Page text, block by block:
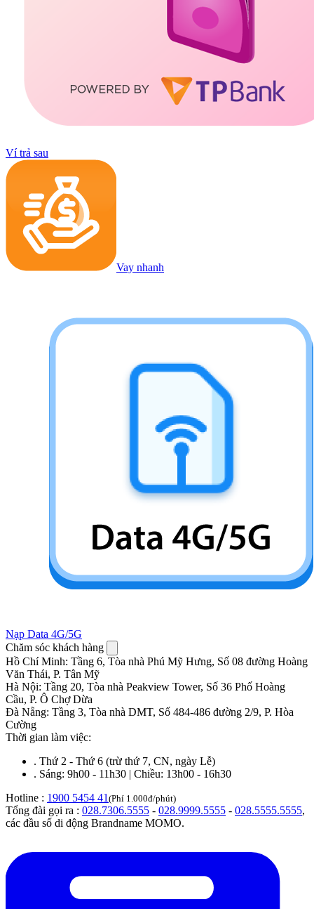
Ví trả sau
Vay nhanh
Nạp Data 4G/5G
Chăm sóc khách hàng
Hồ Chí Minh: Tầng 6, Tòa nhà Phú Mỹ Hưng, Số 08 đường Hoàng
Văn Thái, P. Tân Mỹ
Hà Nội: Tầng 20, Tòa nhà Peakview Tower, Số 36 Phố Hoàng
Cầu, P. Ô Chợ Dừa
Đà Nẵng: Tầng 3, Tòa nhà DMT, Số 484-486 đường 2/9, P. Hòa
Cường
Thời gian làm việc:
. Thứ 2 - Thứ 6 (trừ thứ 7, CN, ngày Lễ)
. Sáng: 9h00 - 11h30 | Chiều: 13h00 - 16h30
Hotline : 1900 5454 41 (Phí 1.000đ/phút)
Tổng đài gọi ra : 028.7306.5555 - 028.9999.5555 - 028.5555.5555,
các đầu số di động Brandname MOMO.